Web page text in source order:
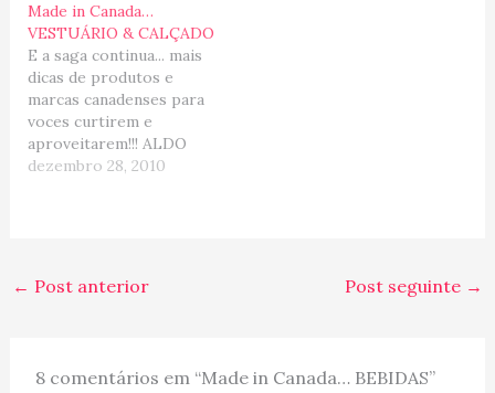
(?). Voltado ao setor
automotivo, esportes em
geral e produtos para o
lar e jardim. Boa opção
para quem precisa
renovar as ferramentas
da…
Made in Canada…
VESTUÁRIO & CALÇADO
E a saga continua... mais
dicas de produtos e
marcas canadenses para
voces curtirem e
aproveitarem!!! ALDO
opção para compras de
que brasileiros estão
acostumados. a Aldo traz
dezembro 28, 2010
← Post anterior Post seguinte →
8 comentários em “Made in Canada… BEBIDAS”